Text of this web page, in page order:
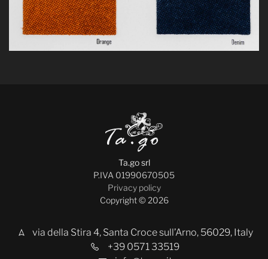
Ta.go srl
P.IVA 01990670505
Privacy policy
Copyright © 2026
via della Stira 4, Santa Croce sull’Arno, 56029, Italy
+39 0571 33519